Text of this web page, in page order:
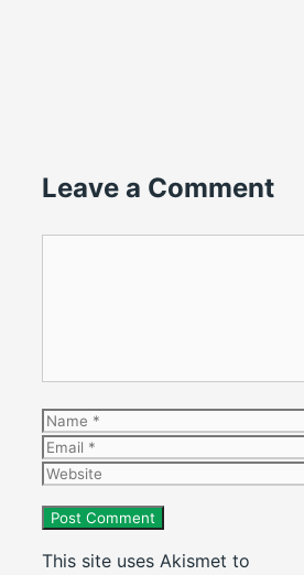
Leave a Comment
Name
Email
Website
This site uses Akismet to